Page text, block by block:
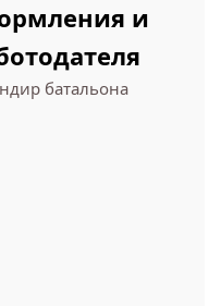
2
и
батальона